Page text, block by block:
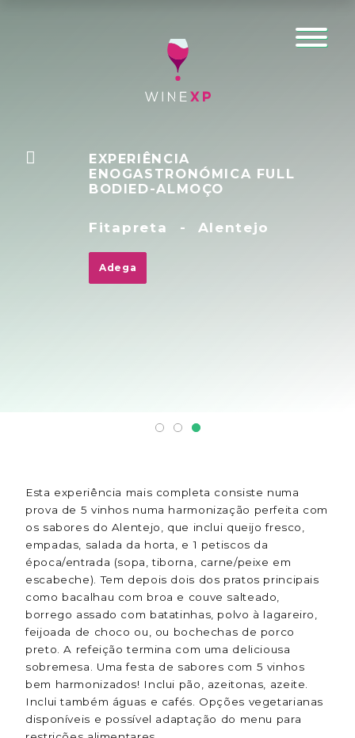
EXPERIÊNCIA
ENOGASTRONÓMICA FULL
BODIED-ALMOÇO
Fitapreta - Alentejo
Adega
Esta experiência mais completa consiste numa
prova de 5 vinhos numa harmonização perfeita com
os sabores do Alentejo, que inclui queijo fresco,
empadas, salada da horta, e 1 petiscos da
época/entrada (sopa, tiborna, carne/peixe em
escabeche). Tem depois dois dos pratos principais
como bacalhau com broa e couve salteado,
borrego assado com batatinhas, polvo à lagareiro,
feijoada de choco ou, ou bochechas de porco
preto. A refeição termina com uma deliciousa
sobremesa. Uma festa de sabores com 5 vinhos
bem harmonizados! Inclui pão, azeitonas, azeite.
Inclui também águas e cafés. Opções vegetarianas
disponíveis e possível adaptação do menu para